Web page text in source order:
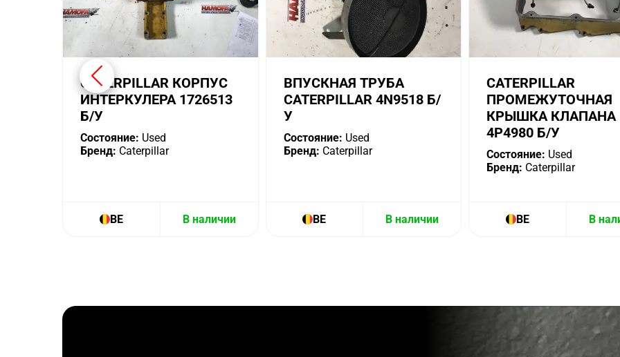
CATERPILLAR КОРПУС
ИНТЕРКУЛЕРА 1726513
Б/У
Состояние: Used
Бренд: Caterpillar
BE В наличии
ВПУСКНАЯ ТРУБА
CATERPILLAR 4N9518 Б/
У
Состояние: Used
Бренд: Caterpillar
BE В наличии
CATERPILLAR
ПРОМЕЖУТОЧНАЯ
КРЫШКА КЛАПАНА
4P4980 Б/У
Состояние: Used
Бренд: Caterpillar
BE В